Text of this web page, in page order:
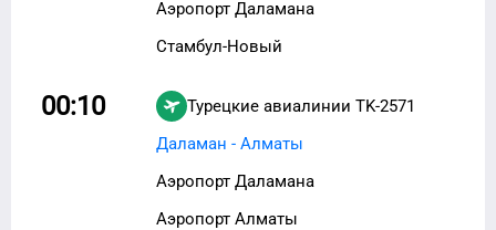
Аэропорт Даламана
Стамбул-Новый
00:10 Турецкие авиалинии TK-2571
Даламан - Алматы
Аэропорт Даламана
Аэропорт Алматы